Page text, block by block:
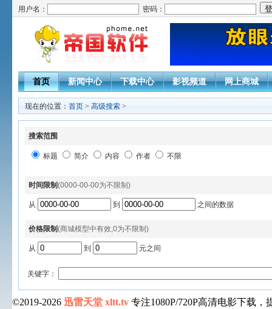
用户名： 密码：
首页 新闻中心 下载中心 影视频道 网上商城
现在的位置： 首页 > 高级搜索 >
搜索范围
标题 简介 内容 作者 不限
时间限制(0000-00-00为不限制)
从 到 之间的数据
价格限制(商城模型中有效,0为不限制)
从 到 元之间
关键字：
©2019-2026 迅雷天堂 xltt.tv 专注1080P/720P高清电影下载